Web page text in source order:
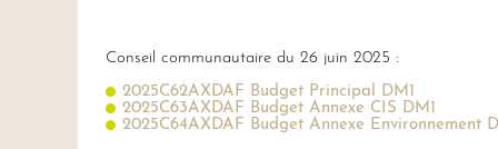
Conseil communautaire du 26 juin 2025 :
2025C62AXDAF Budget Principal DM1
2025C63AXDAF Budget Annexe CIS DM1
2025C64AXDAF Budget Annexe Environnement